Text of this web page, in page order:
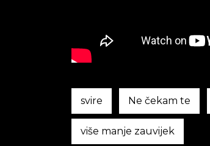
svire Ne čekam te
više manje zauvijek